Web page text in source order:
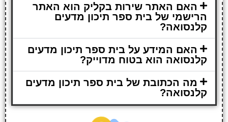
האם האתר שירות בקליק הוא האתר
הרישמי של בית ספר תיכון מדעים
קלנסואה?
האם המידע על בית ספר תיכון מדעים
קלנסואה הוא בטוח מדוייק?
מה הכתובת של בית ספר תיכון מדעים
קלנסואה?